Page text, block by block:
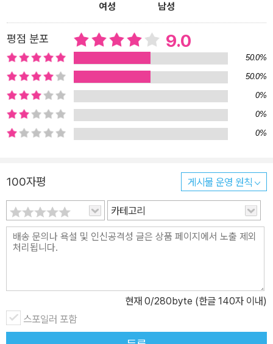
여성
남성
평점 분포 9.0
50.0%
50.0%
0%
0%
0%
100자평 게시물 운영 원칙
카테고리
현재 0/280byte (한글 140자 이내)
스포일러 포함